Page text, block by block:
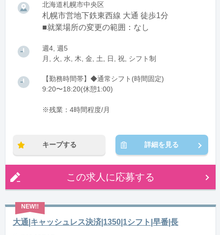
北海道札幌市中央区
札幌市営地下鉄東西線 大通 徒歩1分
■就業場所の変更の範囲：なし
週4, 週5
月, 火, 水, 木, 金, 土, 日, 祝, シフト制
【勤務時間帯】◆通常シフト(時間固定)
9:20〜18:20(休憩1:00)
※残業：4時間程度/月
キープする 詳細を見る
この求人に応募する
大通|キャッシュレス決済|1350|1シフト|早番|長